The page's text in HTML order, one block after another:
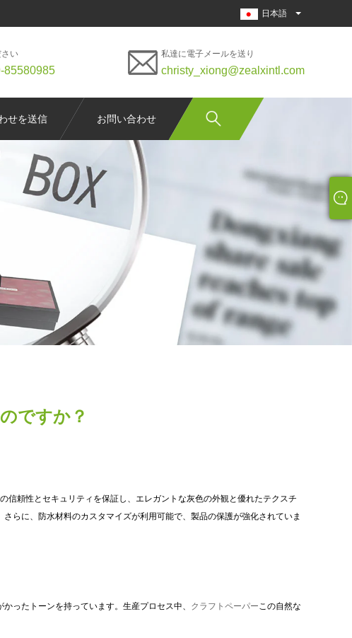
日本語
い
85580985
私達に電子メールを送り
christy_xiong@zealxintl.com
せを送信 お問い合わせ
ですか？
信頼性とセキュリティを保証し、エレガントな灰色の外観と優れたテクスチ
らに、防水材料のカスタマイズが利用可能で、製品の保護が強化されていま
ったトーンを持っています。生産プロセス中、 クラフトペーパーこの自然な